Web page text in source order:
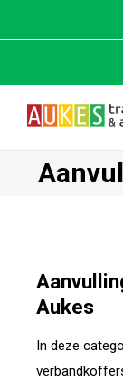
Aukes
In deze